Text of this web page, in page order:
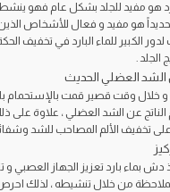
هو مفيد للجلد بشكل عام فهو ينشط
هو مفيد و فعال للأشخاص
الكبير للماء البارد في تخفيف
الجلد .
الشد العضلي الحديث
وقت قصير قمت بالإستحمام
الناتج عن الشد العضلي ، علاوة على
تخفيف الألم المصاحب للشد
دش بماء بارد تعزيز الجهاز العصبي و
الملاحظة من خلال تنشيطه ، لذلك